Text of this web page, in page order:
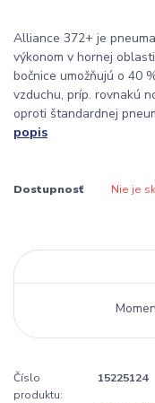
Alliance 372+ je
výkonom v hornej
bočnice umožňujú o 40
vzduchu, príp. rovnakú
oproti štandardnej
popis
Dostupnosť Nie je
Číslo
produktu:
15225124